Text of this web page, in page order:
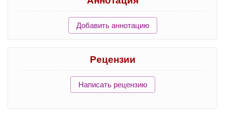
Добавить аннотацию
Рецензии
Написать рецензию